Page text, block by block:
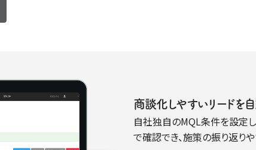
商談化しやすいリードを
自社独自のMQL条件を設定
で確認でき、施策の振り返り